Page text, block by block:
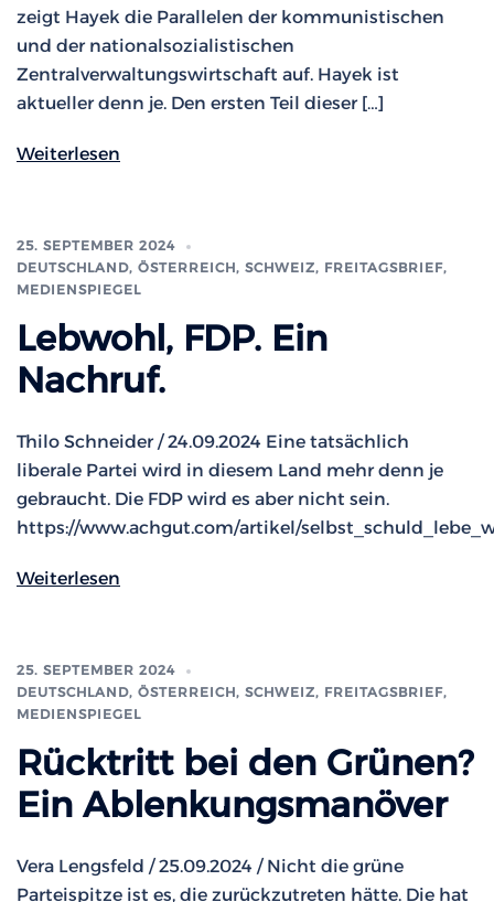
zeigt Hayek die Parallelen der kommunistischen
und der nationalsozialistischen
Zentralverwaltungswirtschaft auf. Hayek ist
aktueller denn je. Den ersten Teil dieser […]
Weiterlesen
25. SEPTEMBER 2024
DEUTSCHLAND, ÖSTERREICH, SCHWEIZ, FREITAGSBRIEF,
MEDIENSPIEGEL
Lebwohl, FDP. Ein
Nachruf.
Thilo Schneider / 24.09.2024 Eine tatsächlich
liberale Partei wird in diesem Land mehr denn je
gebraucht. Die FDP wird es aber nicht sein.
https://www.achgut.com/artikel/
Weiterlesen
25. SEPTEMBER 2024
DEUTSCHLAND, ÖSTERREICH, SCHWEIZ, FREITAGSBRIEF,
MEDIENSPIEGEL
Rücktritt bei den Grünen?
Ein Ablenkungsmanöver
Vera Lengsfeld / 25.09.2024 / Nicht die grüne
Parteispitze ist es, die zurückzutreten hätte. Die hat